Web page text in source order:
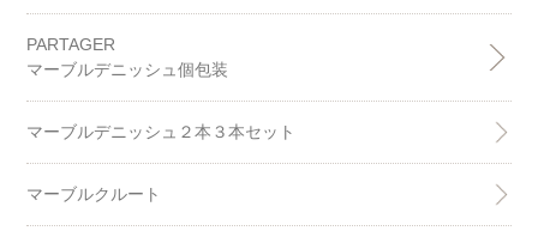
PARTAGER
マーブルデニッシュ個包装
マーブルデニッシュ２本３本セット
マーブルクルート